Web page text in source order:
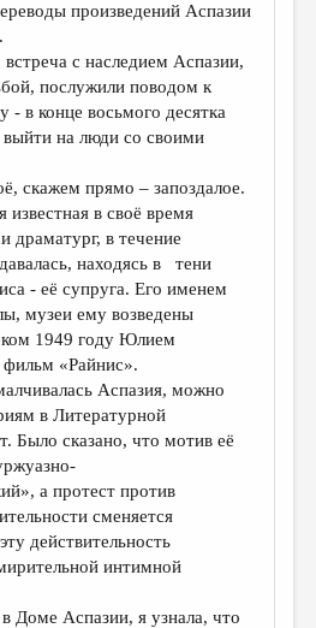
произведений Аспазии
с наследием Аспазии,
послужили поводом к
- в конце восьмого десятка
выйти на люди со своими
скажем прямо – запоздалое.
известная в своё время
драматург, в течение
находясь в тени
- её супруга. Его именем
музеи ему возведены
1949 году Юлием
«Райнис».
Аспазия, можно
в Литературной
Было сказано, что мотив её
а протест против
сменяется
действительность
интимной
Аспазии, я узнала, что